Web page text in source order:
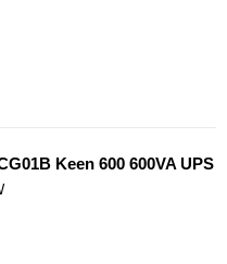
Keen 600 600VA UPS